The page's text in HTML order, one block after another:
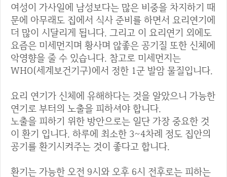
여성이 가사일에 남성보다는 많은 비중을 차지하기 때
문에 아무래도 집에서 식사 준비를 하면서 요리연기에
더 많이 시달리게 됩니다. 그리고 이 요리연기 외에도
요즘은 미세먼지며 황사며 않좋은 공기질 또한 신체에
악영향을 줄 수 있습니다. 참고로 미세먼지는
WHO(세계보건기구)에서 정한 1군 발암 물질입니다.
요리 연기가 신체에 유해하다는 것을 알았으니 가능한
연기로 부터의 노출을 피하셔야 합니다.
노출을 피하기 위한 방안으로는 일단 가장 중요한 것
이 환기 입니다. 하루에 최소한 3~4차례 정도 집안의
공기를 환기시켜주는 것이 좋다고 합니다.
환기는 가능한 오전 9시와 오후 6시 전후로는 피하는